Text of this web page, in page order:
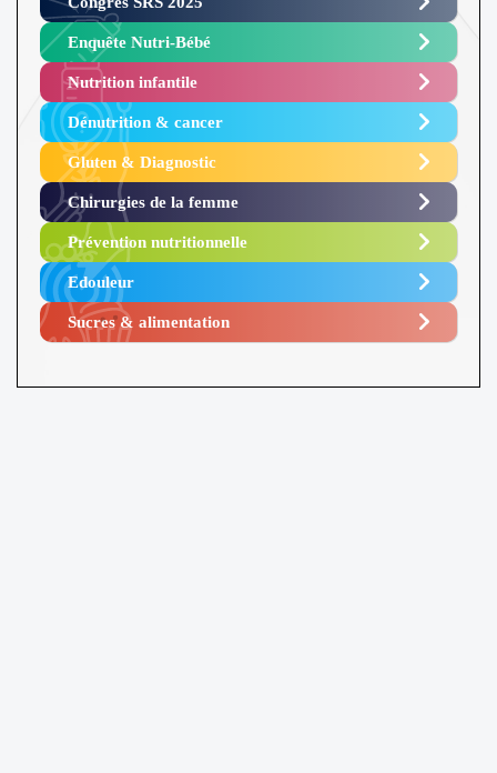
Enquête Nutri-Bébé ​
Nutrition infantile
Dénutrition & cancer
Gluten & Diagnostic
Chirurgies de la femme
Prévention nutritionnelle
Edouleur​
Sucres & alimentation​